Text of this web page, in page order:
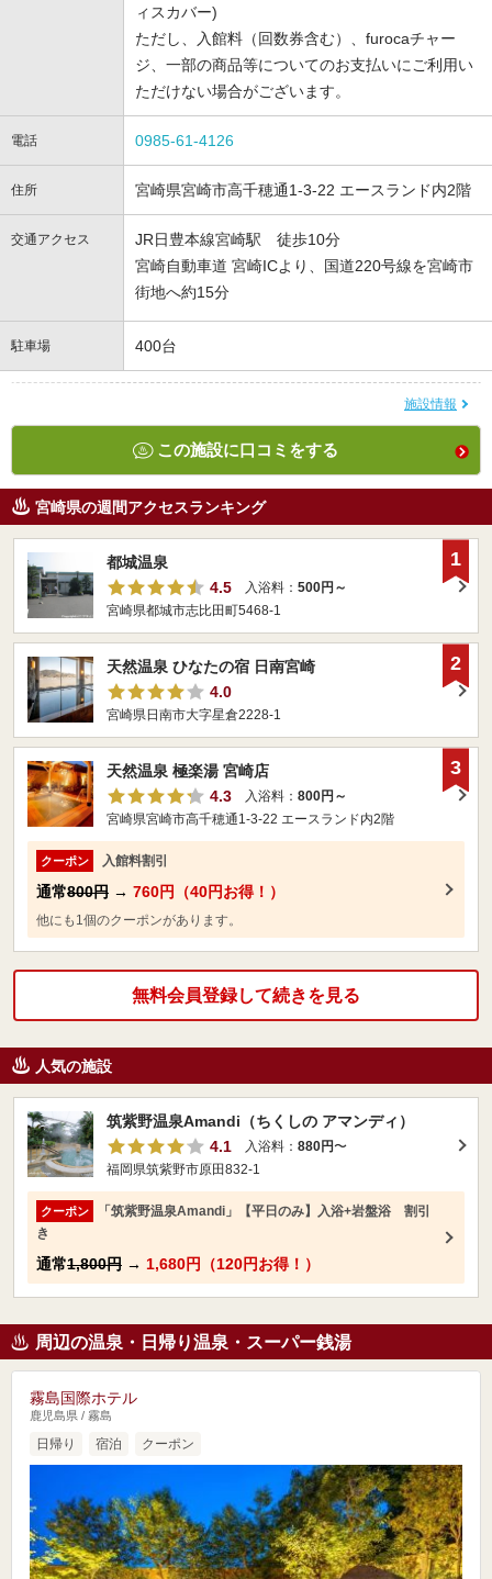
ィスカバー)
ただし、入館料（回数券含む）、furocaチャー
ジ、一部の商品等についてのお支払いにご利用い
ただけない場合がございます。
電話 0985-61-4126
住所 宮崎県宮崎市高千穂通1-3-22 エースランド内2階
交通アクセス
JR日豊本線宮崎駅 徒歩10分
宮崎自動車道 宮崎ICより、国道220号線を宮崎市
街地へ約15分
駐車場 400台
施設情報
この施設に口コミをする
宮崎県の週間アクセスランキング
都城温泉
4.5
入浴料： 500円～
宮崎県都城市志比田町5468-1
1
天然温泉 ひなたの宿 日南宮崎
4.0
宮崎県日南市大字星倉2228-1
2
天然温泉 極楽湯 宮崎店
4.3
入浴料： 800円～
宮崎県宮崎市高千穂通1-3-22 エースランド内2階
クーポン 入館料割引
通常800円 → 760円（40円お得！）
他にも1個のクーポンがあります。
3
無料会員登録して続きを見る
人気の施設
筑紫野温泉Amandi（ちくしの アマンディ）
4.1
入浴料： 880円〜
福岡県筑紫野市原田832-1
クーポン
「筑紫野温泉Amandi」【平日のみ】入浴+岩盤浴 割引
き
通常1,800円 → 1,680円（120円お得！）
周辺の温泉・日帰り温泉・スーパー銭湯
霧島国際ホテル
鹿児島県 / 霧島
日帰り 宿泊 クーポン